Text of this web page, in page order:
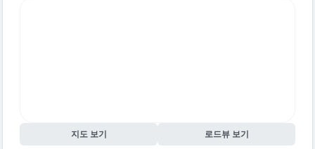
지도 보기 로드뷰 보기